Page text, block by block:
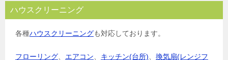
ハウスクリーニング
各種ハウスクリーニングも対応しております。
フローリング エアコン キッチン(台所)
換気扇(レンジフ